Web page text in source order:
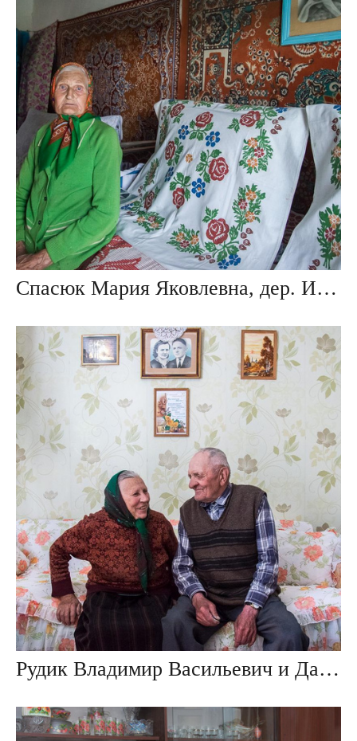
Спасюк Мария Яковлевна, дер. Ивезь, Беларусь
Рудик Владимир Васильевич и Данута Ивановна, дер. Ивезь, Беларусь